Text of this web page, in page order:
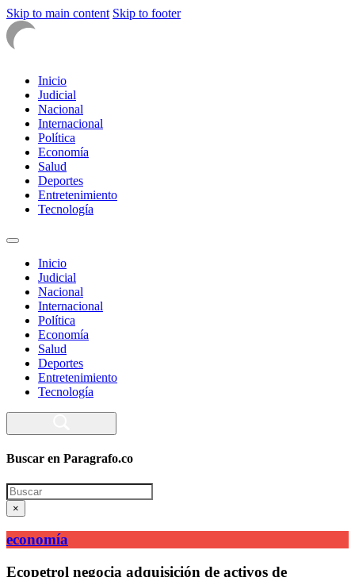
Skip to main content Skip to footer
Inicio
Judicial
Nacional
Internacional
Política
Economía
Salud
Deportes
Entretenimiento
Tecnología
Inicio
Judicial
Nacional
Internacional
Política
Economía
Salud
Deportes
Entretenimiento
Tecnología
Buscar en Paragrafo.co
Search
×
economía
Ecopetrol negocia adquisición de activos de